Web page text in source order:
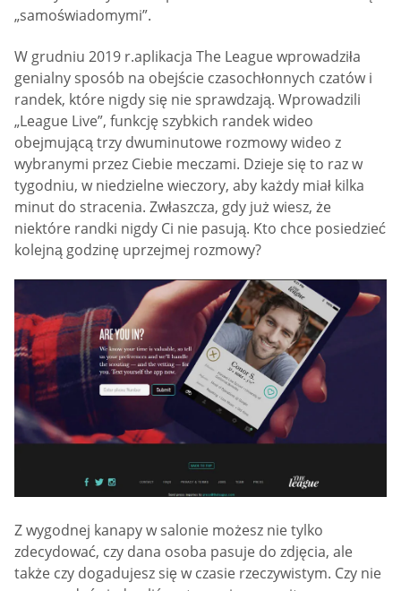
„samoświadomymi”.
W grudniu 2019 r.aplikacja The League wprowadziła
genialny sposób na obejście czasochłonnych czatów i
randek, które nigdy się nie sprawdzają. Wprowadzili
„League Live”, funkcję szybkich randek wideo
obejmującą trzy dwuminutowe rozmowy wideo z
wybranymi przez Ciebie meczami. Dzieje się to raz w
tygodniu, w niedzielne wieczory, aby każdy miał kilka
minut do stracenia. Zwłaszcza, gdy już wiesz, że
niektóre randki nigdy Ci nie pasują. Kto chce posiedzieć
kolejną godzinę uprzejmej rozmowy?
Z wygodnej kanapy w salonie możesz nie tylko
zdecydować, czy dana osoba pasuje do zdjęcia, ale
także czy dogadujesz się w czasie rzeczywistym. Czy nie